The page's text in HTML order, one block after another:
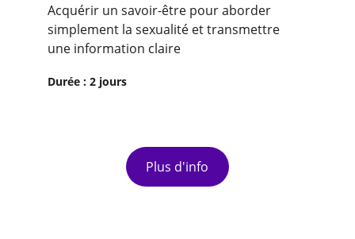
Acquérir un savoir-être pour aborder
simplement la sexualité et transmettre
une information claire
Durée : 2 jours
Plus d'info